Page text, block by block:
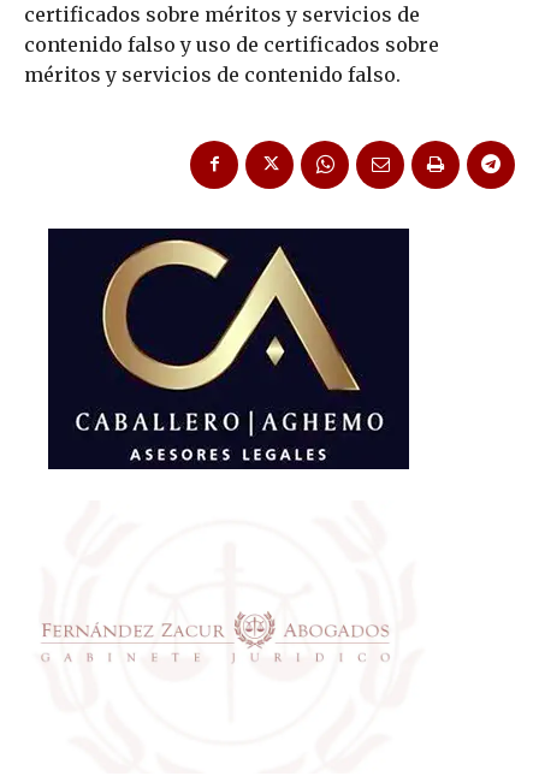
certificados sobre méritos y servicios de
contenido falso y uso de certificados sobre
méritos y servicios de contenido falso.